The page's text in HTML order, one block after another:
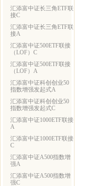
汇添富中证长三角ETF联
接C
汇添富中证长三角ETF联
接A
汇添富中证500ETF联接
（LOF）C
汇添富中证500ETF联接
（LOF）A
汇添富中证科创创业50
指数增强发起式A
汇添富中证科创创业50
指数增强发起式C
汇添富中证1000ETF联接
A
汇添富中证1000ETF联接
C
汇添富中证A500指数增
强A
汇添富中证A500指数增
强C